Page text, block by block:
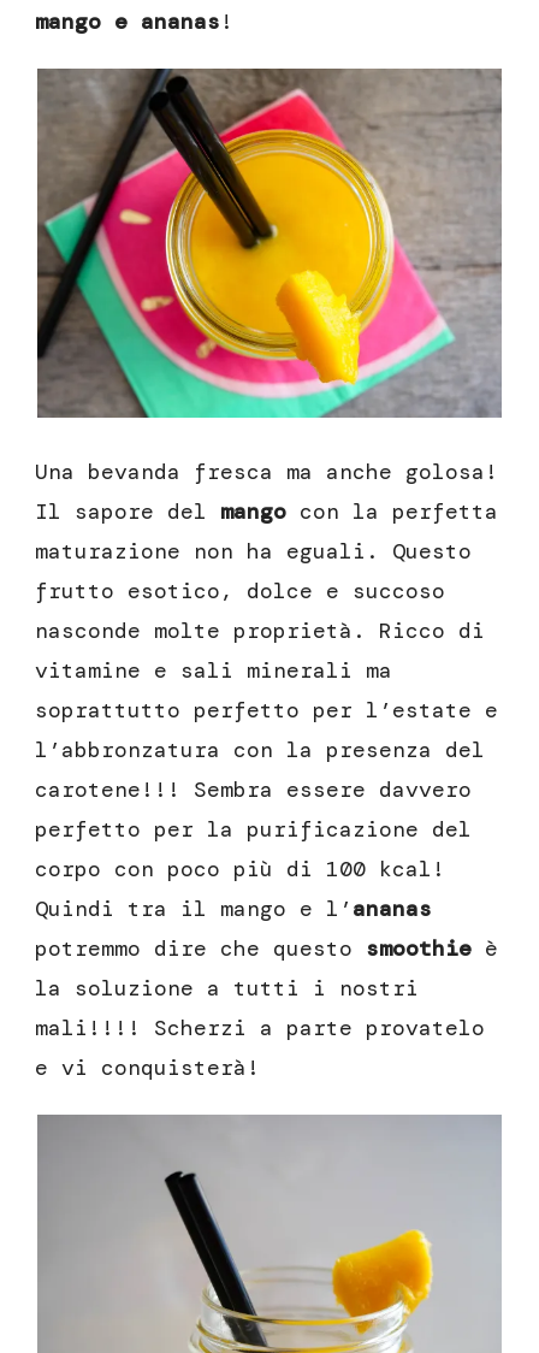
mango e ananas !
Una bevanda fresca ma anche golosa!
Il sapore del mango con la perfetta
maturazione non ha eguali. Questo
frutto esotico, dolce e succoso
nasconde molte proprietà. Ricco di
vitamine e sali minerali ma
soprattutto perfetto per l’estate e
l’abbronzatura con la presenza del
carotene!!! Sembra essere davvero
perfetto per la purificazione del
corpo con poco più di 100 kcal!
Quindi tra il mango e l’ ananas
potremmo dire che questo smoothie è
la soluzione a tutti i nostri
mali!!!! Scherzi a parte provatelo
e vi conquisterà!